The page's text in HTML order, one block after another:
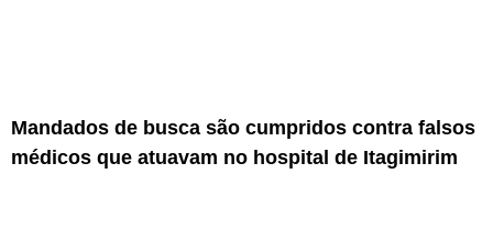
Mandados de busca são cumpridos contra falsos
médicos que atuavam no hospital de Itagimirim